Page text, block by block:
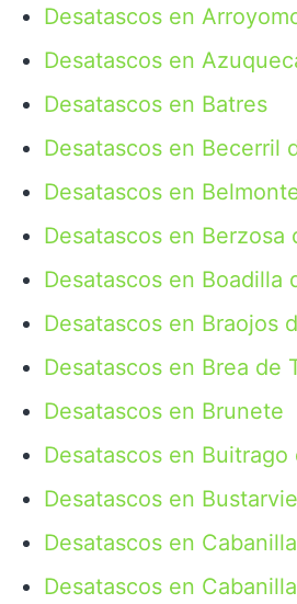
Desatascos en
Desatascos en
Desatascos en Batres
Desatascos en Becerril
Desatascos en
Desatascos en Berzosa
Desatascos en Boadilla
Desatascos en Braojos
Desatascos en Brea de
Desatascos en Brunete
Desatascos en Buitrago
Desatascos en
Desatascos en
Desatascos en